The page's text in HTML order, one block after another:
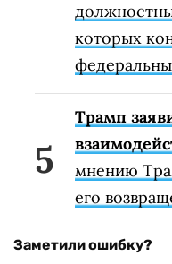
которых
Трамп
мнению
его
Заметили ошибку?